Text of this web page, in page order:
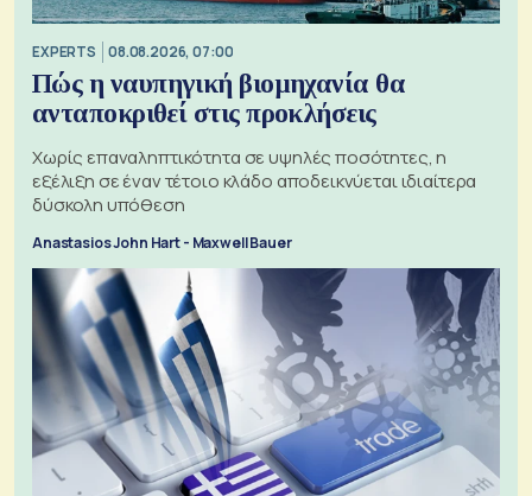
EXPERTS 08.08.2026, 07:00
Πώς η ναυπηγική βιομηχανία θα
ανταποκριθεί στις προκλήσεις
Χωρίς επαναληπτικότητα σε υψηλές ποσότητες, η
εξέλιξη σε έναν τέτοιο κλάδο αποδεικνύεται ιδιαίτερα
δύσκολη υπόθεση
Anastasios John Hart - Maxwell Bauer